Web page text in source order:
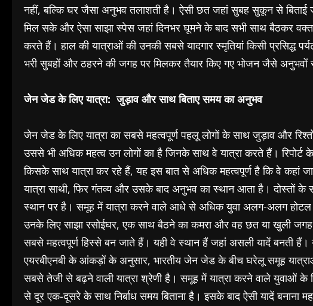
नहीं,बल्कि घर जैसा अनुभव तलाशती है। ऐसी छत जहां सुबह सुकून से बिताई
मिल सके और ऐसा साझा स्पेस जहां दिनभर घूमने के बाद सभी साथ बैठकर
करते हैं। हाल की यात्राओं की उनकी सबसे यादगार स्मृतियां किसी प्रसिद्ध
भरी सुबहों और ठहरने की जगह पर मिलकर तैयार किए गए भोजन जैसे अनुभवों
जेन जेड के लिए यात्रा: जुड़ाव और साथ बिताए समय का अनुभव
जेन जेड के लिए यात्रा का सबसे महत्वपूर्ण पहलू लोगों के साथ जुड़ाव और
उससे भी अधिक महत्व उन लोगों का है जिनके साथ वे यात्रा करते हैं।
किसके साथ यात्रा कर रहे हैं, यह इस बात से अधिक महत्वपूर्ण है कि वे कहां
यात्रा साथी, फिर गंतव्य और उसके बाद अनुभव का स्थान आता है। दोस्तों के
स्थान पर है। समूह में यात्रा करने वाले आधे से अधिक युवा अलग-अलग होटल
उनके लिए साझा रसोईघर, एक साथ बैठने का कमरा और वह छत या खुली
सबसे महत्वपूर्ण हिस्से बन जाते हैं। यही वे स्थान हैं जहां असली यादें बनती
एयरबीएनबी के आंकड़ों के अनुसार, भारतीय जेन जेड के बीच घरेलू समूह
सबसे तेजी से बढ़ने वाली यात्रा श्रेणी है। समूह में यात्रा करने वाले युवाओं के
से दूर एक-दूसरे के साथ निर्बाध समय बिताना है। इसके बाद ऐसी यादें बनाना